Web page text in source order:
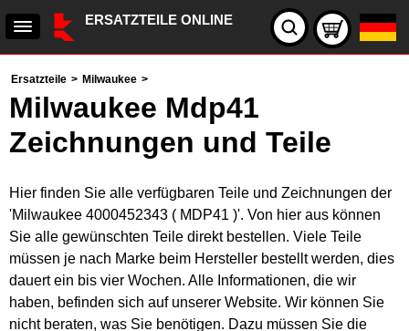
ERSATZTEILE ONLINE
Ersatzteile > Milwaukee >
Milwaukee Mdp41
Zeichnungen und Teile
Hier finden Sie alle verfügbaren Teile und Zeichnungen der
'Milwaukee 4000452343 ( MDP41 )'. Von hier aus können
Sie alle gewünschten Teile direkt bestellen. Viele Teile
müssen je nach Marke beim Hersteller bestellt werden, dies
dauert ein bis vier Wochen. Alle Informationen, die wir
haben, befinden sich auf unserer Website. Wir können Sie
nicht beraten, was Sie benötigen. Dazu müssen Sie die